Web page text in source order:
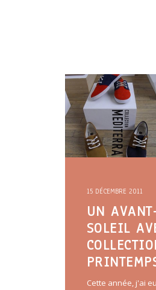
15 DÉCEMBRE 2011
UN
SOLEIL
Cette année, j'ai